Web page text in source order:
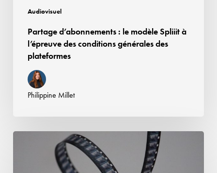
Audiovisuel
générales
plateformes
Partage d’abonnements : le modèle Spliiit à
l’épreuve des conditions générales des
plateformes
Philippine Millet